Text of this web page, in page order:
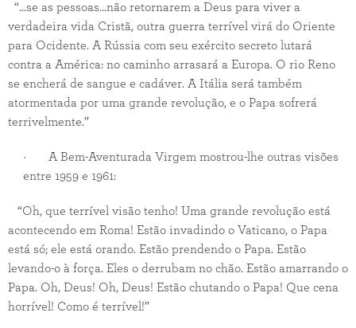
“...se as pessoas...não retornarem a Deus para viver a
verdadeira vida Cristã, outra guerra terrível virá do Oriente
para Ocidente. A Rússia com seu exército secreto lutará
contra a América: no caminho arrasará a Europa. O rio Reno
se encherá de sangue e cadáver. A Itália será também
atormentada por uma grande revolução, e o Papa sofrerá
terrivelmente.”
· A Bem-Aventurada Virgem mostrou-lhe outras visões
entre 1959 e 1961:
“Oh, que terrível visão tenho! Uma grande revolução está
acontecendo em Roma! Estão invadindo o Vaticano, o Papa
está só; ele está orando. Estão prendendo o Papa. Estão
levando-o à força. Eles o derrubam no chão. Estão amarrando o
Papa. Oh, Deus! Oh, Deus! Estão chutando o Papa! Que cena
horrível! Como é terrível!”